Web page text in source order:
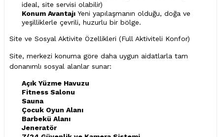
ideal, site servisi olabilir)
Konum Avantajı Yeni yapılaşmanın olduğu, doğa ve
yeşilliklerle çevrili, huzurlu bir bölge.
Site ve Sosyal Aktivite Özellikleri (Full Aktiviteli Konfor)
Site, merkezi konuma göre daha uygun aidatlarla tam
donanımlı sosyal alanlar sunar:
Açık Yüzme Havuzu
Fitness Salonu
Sauna
Çocuk Oyun Alanı
Barbekü Alanı
Jeneratör